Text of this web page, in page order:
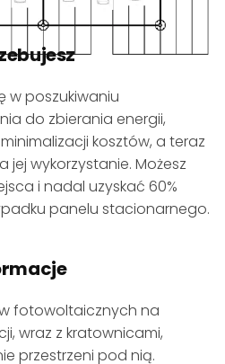
w poszukiwaniu
do zbierania energii,
kosztów, a teraz
wykorzystanie. Możesz
i nadal uzyskać 60%
panelu stacionarnego.
fotowoltaicznych na
wraz z kratownicami,
przestrzeni pod nią.